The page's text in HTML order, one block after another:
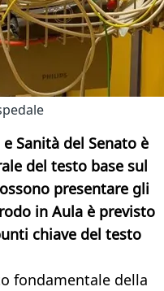
Sanità del Senato è
del testo base sul
presentare gli
in Aula è previsto
chiave del testo
fondamentale della